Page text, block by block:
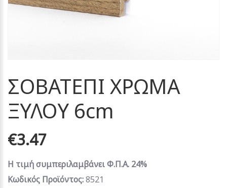
ΣΟΒΑΤΕΠΙ ΧΡΩΜΑ
ΞΥΛΟΥ 6cm
€3.47
Η τιμή συμπεριλαμβάνει Φ.Π.Α. 24%
Κωδικός Προϊόντος:8521